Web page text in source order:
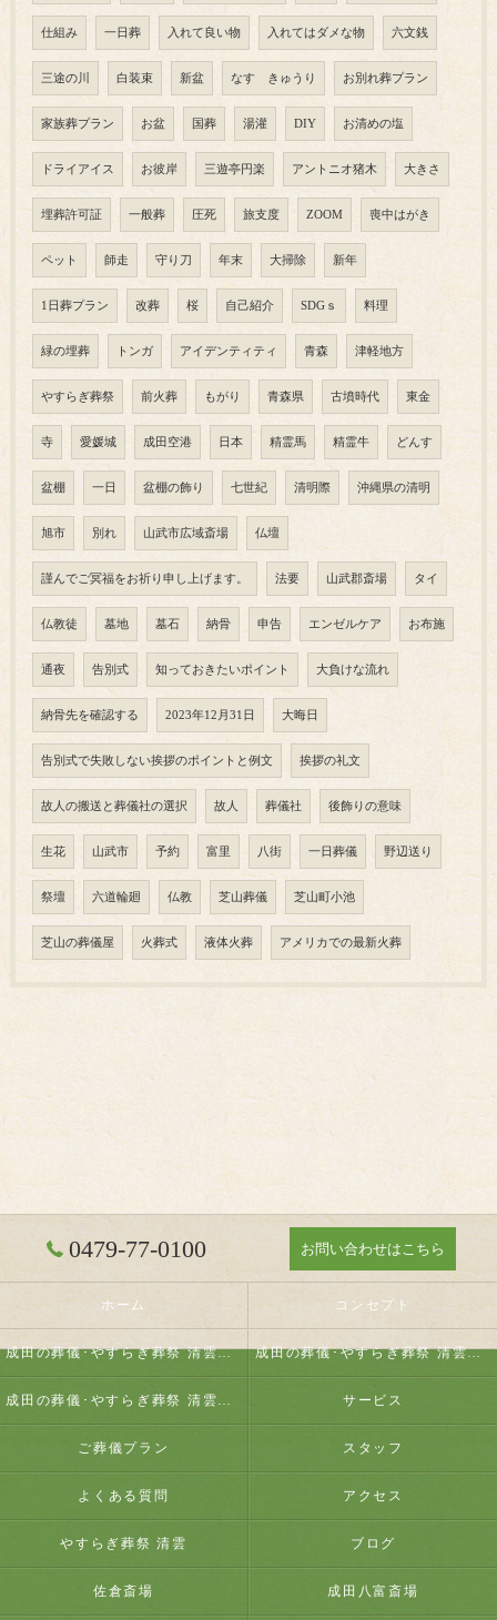
仕組み 一日葬 入れて良い物 入れてはダメな物 六文銭
三途の川 白装束 新盆 なす きゅうり お別れ葬プラン
家族葬プラン お盆 国葬 湯灌 DIY お清めの塩
ドライアイス お彼岸 三遊亭円楽 アントニオ猪木 大きさ
埋葬許可証 一般葬 圧死 旅支度 ZOOM 喪中はがき
ペット 師走 守り刀 年末 大掃除 新年
1日葬プラン 改葬 桜 自己紹介 SDGｓ 料理
緑の埋葬 トンガ アイデンティティ 青森 津軽地方
やすらぎ葬祭 前火葬 もがり 青森県 古墳時代 東金
寺 愛媛城 成田空港 日本 精霊馬 精霊牛 どんす
盆棚 一日 盆棚の飾り 七世紀 清明際 沖縄県の清明
旭市 別れ 山武市広域斎場 仏壇
謹んでご冥福をお祈り申し上げます。 法要 山武郡斎場 タイ
仏教徒 墓地 墓石 納骨 申告 エンゼルケア お布施
通夜 告別式 知っておきたいポイント 大負けな流れ
納骨先を確認する 2023年12月31日 大晦日
告別式で失敗しない挨拶のポイントと例文 挨拶の礼文
故人の搬送と葬儀社の選択 故人 葬儀社 後飾りの意味
生花 山武市 予約 富里 八街 一日葬儀 野辺送り
祭壇 六道輪廻 仏教 芝山葬儀 芝山町小池
芝山の葬儀屋 火葬式 液体火葬 アメリカでの最新火葬
0479-77-0100 お問い合わせはこちら
ホーム コンセプト
成田の葬儀･やすらぎ葬祭 清雲の口コミ情報 成田の葬儀･やすらぎ葬祭 清雲の評判
成田の葬儀･やすらぎ葬祭 清雲のお客様の声 サービス
ご葬儀プラン スタッフ
よくある質問 アクセス
やすらぎ葬祭 清雲 ブログ
佐倉斎場 成田八富斎場